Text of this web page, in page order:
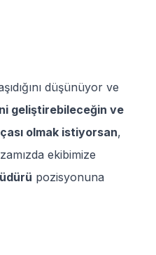
düşünüyor ve
geliştirebileceğin ve
olmak istiyorsan,
ekibimize
pozisyonuna